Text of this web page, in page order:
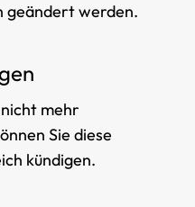
geändert werden.
mehr
Sie diese
kündigen.